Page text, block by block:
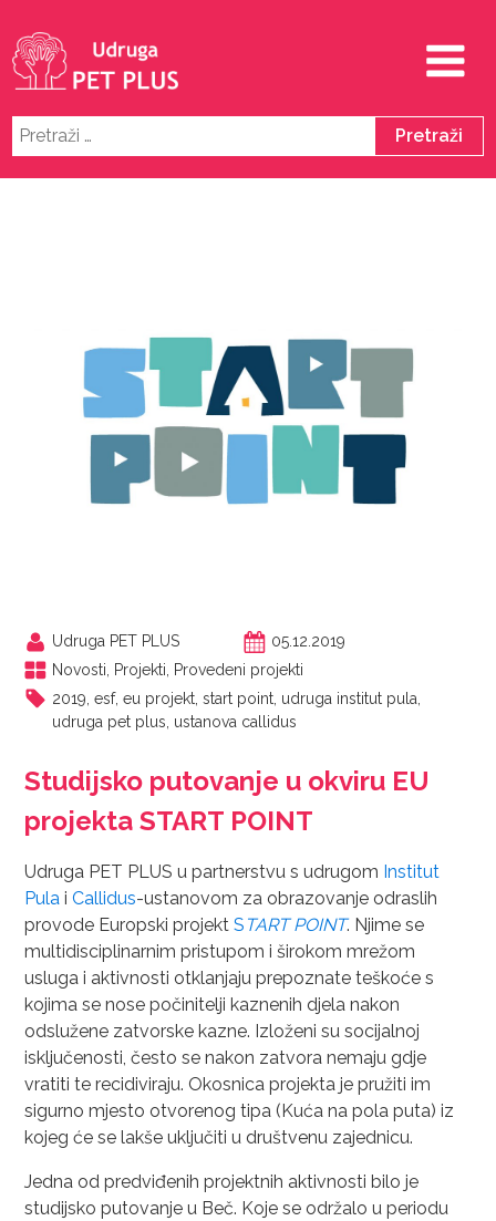
Pretraži:
Udruga PET PLUS
05.12.2019
Novosti, Projekti, Provedeni projekti
2019,esf,eu projekt,start point, udruga institut pula,
udruga pet plus, ustanova callidus
Studijsko putovanje u okviru EU
projekta START POINT
Udruga PET PLUS u partnerstvu s udrugom Institut
Pula iCallidus-ustanovom za obrazovanje odraslih
provode Europski projektS TART POINT. Njime se
multidisciplinarnim pristupom i širokom mrežom
usluga i aktivnosti otklanjaju prepoznate teškoće s
kojima se nose počinitelji kaznenih djela nakon
odslužene zatvorske kazne. Izloženi su socijalnoj
isključenosti, često se nakon zatvora nemaju gdje
vratiti te recidiviraju. Okosnica projekta je pružiti im
sigurno mjesto otvorenog tipa (Kuća na pola puta) iz
kojeg će se lakše uključiti u društvenu zajednicu.
Jedna od predviđenih projektnih aktivnosti bilo je
studijsko putovanje u Beč. Koje se održalo u periodu